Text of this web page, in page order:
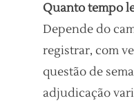
Quanto tempo
Depende do
registrar, com
questão de
adjudicação